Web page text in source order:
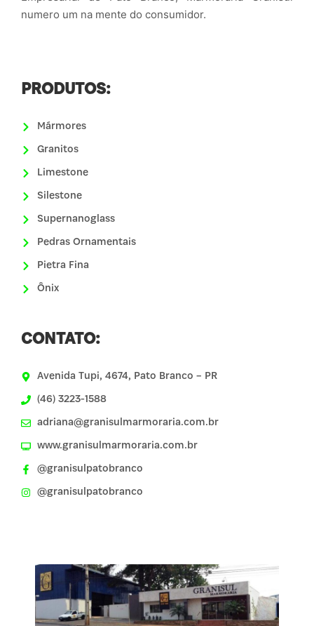
numero um na mente do consumidor.
PRODUTOS:
Mármores
Granitos
Limestone
Silestone
Supernanoglass
Pedras Ornamentais
Pietra Fina
Ônix
CONTATO:
Avenida Tupi, 4674, Pato Branco – PR
(46) 3223-1588
adriana@granisulmarmoraria.com.br
www.granisulmarmoraria.com.br
@granisulpatobranco
@granisulpatobranco